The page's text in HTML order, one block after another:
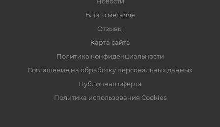
Блог о металле
Отзывы
Карта сайта
Политика конфиденциальности
Соглашение на обработку персональных данных
Публичная оферта
Политика использования Cookies